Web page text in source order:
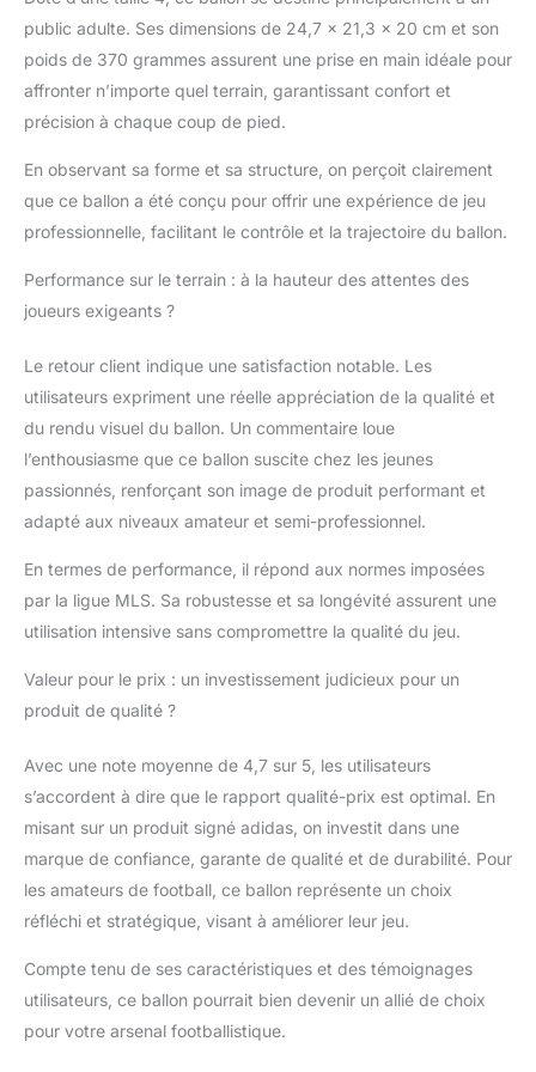
public adulte. Ses dimensions de 24,7 x 21,3 x 20 cm et son
poids de 370 grammes assurent une prise en main idéale pour
affronter n’importe quel terrain, garantissant confort et
précision à chaque coup de pied.
En observant sa forme et sa structure, on perçoit clairement
que ce ballon a été conçu pour offrir une expérience de jeu
professionnelle, facilitant le contrôle et la trajectoire du ballon.
Performance sur le terrain : à la hauteur des attentes des
joueurs exigeants ?
Le retour client indique une satisfaction notable. Les
utilisateurs expriment une réelle appréciation de la qualité et
du rendu visuel du ballon. Un commentaire loue
l’enthousiasme que ce ballon suscite chez les jeunes
passionnés, renforçant son image de produit performant et
adapté aux niveaux amateur et semi-professionnel.
En termes de performance, il répond aux normes imposées
par la ligue MLS. Sa robustesse et sa longévité assurent une
utilisation intensive sans compromettre la qualité du jeu.
Valeur pour le prix : un investissement judicieux pour un
produit de qualité ?
Avec une note moyenne de 4,7 sur 5, les utilisateurs
s’accordent à dire que le rapport qualité-prix est optimal. En
misant sur un produit signé adidas, on investit dans une
marque de confiance, garante de qualité et de durabilité. Pour
les amateurs de football, ce ballon représente un choix
réfléchi et stratégique, visant à améliorer leur jeu.
Compte tenu de ses caractéristiques et des témoignages
utilisateurs, ce ballon pourrait bien devenir un allié de choix
pour votre arsenal footballistique.